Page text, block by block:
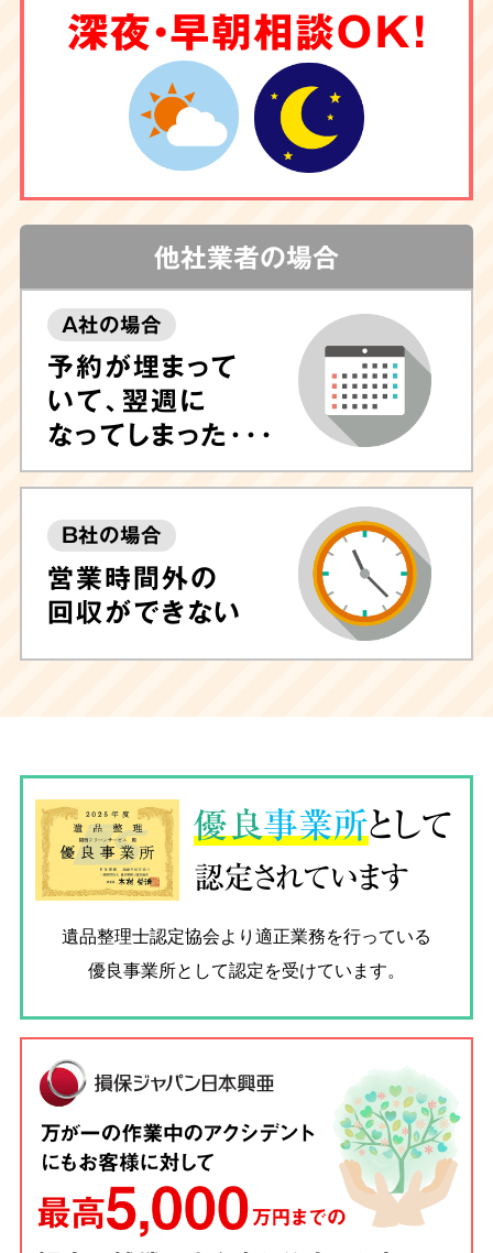
深夜・早朝相談OK！
他社業者の場合
A社の場合
予約が埋まって
いて、翌週に
なってしまった･･･
B社の場合
営業時間外の
回収ができない
優良事業所として
認定されています
遺品整理士認定協会より適正業務を行っている
優良事業所として認定を受けています。